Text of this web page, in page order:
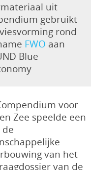
uit
gebruikt
rond
FWO aan
Blue
voor
Zee speelde een
van het
van de